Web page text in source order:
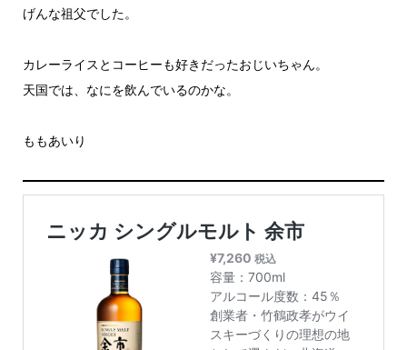
げんな祖父でした。
カレーライスとコーヒーも好きだったおじいちゃん。
天国では、なにを飲んでいるのかな。
ももあいり